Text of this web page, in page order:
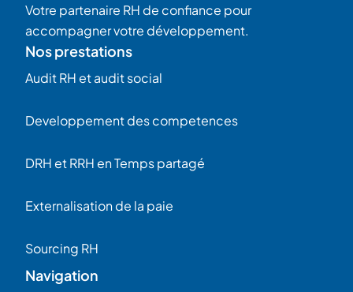
Votre partenaire RH de confiance pour
accompagner votre développement.
Nos prestations
Audit RH et audit social
Developpement des competences
DRH et RRH en Temps partagé
Externalisation de la paie
Sourcing RH
Navigation